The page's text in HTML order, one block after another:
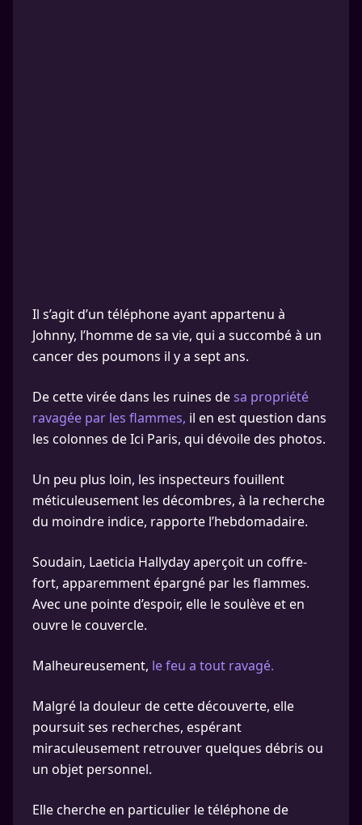
Il s’agit d’un téléphone ayant appartenu à
Johnny, l’homme de sa vie, qui a succombé à un
cancer des poumons il y a sept ans.
De cette virée dans les ruines desa propriété
ravagée par les flammes, il en est question dans
les colonnes de Ici Paris, qui dévoile des photos.
Un peu plus loin, les inspecteurs fouillent
méticuleusement les décombres, à la recherche
du moindre indice, rapporte l’hebdomadaire.
Soudain, Laeticia Hallyday aperçoit un coffre-
fort, apparemment épargné par les flammes.
Avec une pointe d’espoir, elle le soulève et en
ouvre le couvercle.
Malheureusement, le feu a tout ravagé.
Malgré la douleur de cette découverte, elle
poursuit ses recherches, espérant
miraculeusement retrouver quelques débris ou
un objet personnel.
Elle cherche en particulier le téléphone de